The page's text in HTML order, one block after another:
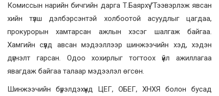
Комиссын нарийн бичгийн дарга Т.Баярхүү “Тээвэрлэж явсан
хийн түлш дэлбэрсэнтэй холбоотой асуудлыг цагдаа,
прокурорын хамтарсан ажлын хэсэг шалгаж байгаа.
Хамгийн сүүлд авсан мэдээллээр шинжээчийн хэд, хэдэн
дүгнэлт гарсан. Одоо хохирлыг тогтоох үйл ажиллагаа
явагдаж байгаа талаар мэдээлэл өгсөн.
Шинжээчийн бүрэлдэхүүнд ЦЕГ, ОБЕГ, ХНХЯ болон бусад